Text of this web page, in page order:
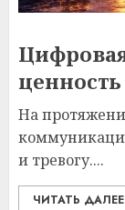
На
и тревогу....
ЧИТАТЬ ДАЛЕЕ